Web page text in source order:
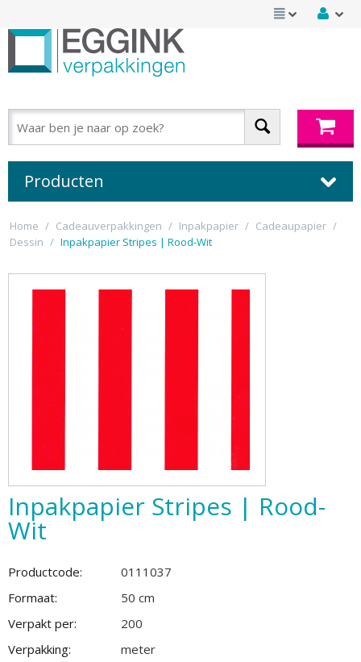
Producten
Home / Cadeauverpakkingen / Inpakpapier / Cadeaupapier /
Dessin / Inpakpapier Stripes | Rood-Wit
Inpakpapier Stripes | Rood-
Wit
Productcode:
0111037
Formaat:
50 cm
Verpakt per:
200
Verpakking:
meter